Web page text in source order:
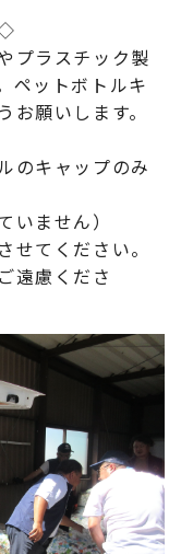
ラスチック製
ペットボトルキ
願いします。
のキャップのみ
ません）
てください。
慮くださ